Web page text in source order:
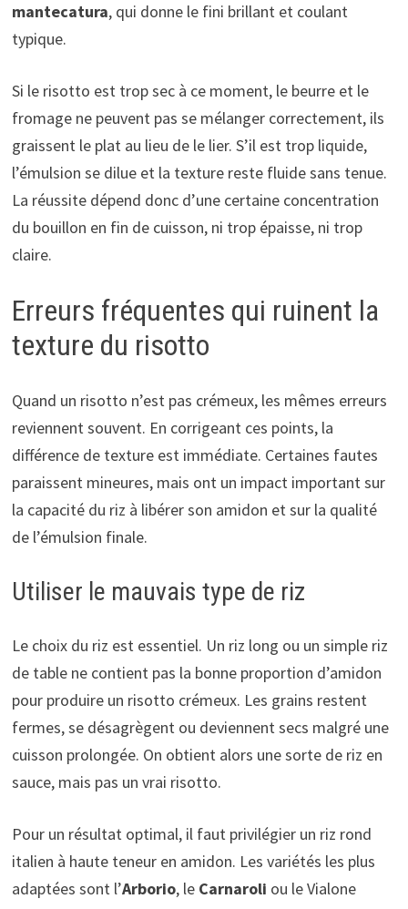
mantecatura, qui donne le fini brillant et coulant
typique.
Si le risotto est trop sec à ce moment, le beurre et le
fromage ne peuvent pas se mélanger correctement, ils
graissent le plat au lieu de le lier. S’il est trop liquide,
l’émulsion se dilue et la texture reste fluide sans tenue.
La réussite dépend donc d’une certaine concentration
du bouillon en fin de cuisson, ni trop épaisse, ni trop
claire.
Erreurs fréquentes qui ruinent la
texture du risotto
Quand un risotto n’est pas crémeux, les mêmes erreurs
reviennent souvent. En corrigeant ces points, la
différence de texture est immédiate. Certaines fautes
paraissent mineures, mais ont un impact important sur
la capacité du riz à libérer son amidon et sur la qualité
de l’émulsion finale.
Utiliser le mauvais type de riz
Le choix du riz est essentiel. Un riz long ou un simple riz
de table ne contient pas la bonne proportion d’amidon
pour produire un risotto crémeux. Les grains restent
fermes, se désagrègent ou deviennent secs malgré une
cuisson prolongée. On obtient alors une sorte de riz en
sauce, mais pas un vrai risotto.
Pour un résultat optimal, il faut privilégier un riz rond
italien à haute teneur en amidon. Les variétés les plus
adaptées sont l’Arborio, le Carnaroli ou le Vialone